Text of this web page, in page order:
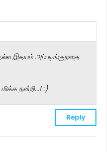
இதயம் அப்படிங்குறதை
நன்றி...! :)
Reply